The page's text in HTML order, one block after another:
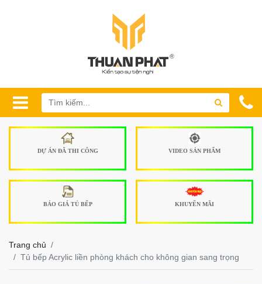
DỰ ÁN ĐÃ THI CÔNG VIDEO SẢN PHẨM
BÁO GIÁ TỦ BẾP KHUYẾN MÃI
Trang chủ
Tủ bếp Acrylic liền phòng khách cho không gian sang trọng